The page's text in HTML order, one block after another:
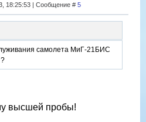
18:25:53 | Сообщение # 5
самолета МиГ-21БИС
высшей пробы!